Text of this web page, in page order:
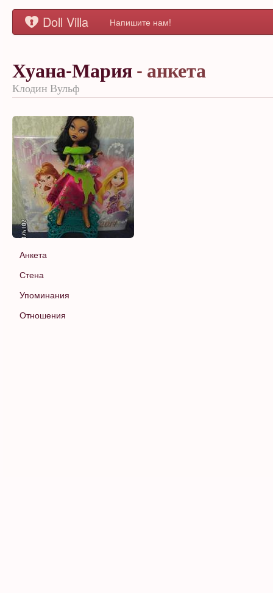
Doll Villa Напишите нам!
Хуана-Мария - анкета
Клодин Вульф
Анкета
Стена
Упоминания
Отношения